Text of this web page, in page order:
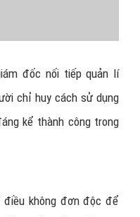
đốc nối tiếp quản lí
chỉ huy cách sử dụng
kể thành công trong
điều không đơn độc để